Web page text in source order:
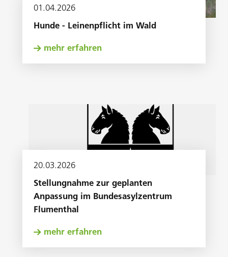
01 .04.2026
Hunde - Leinenpflicht im Wald
mehr erfahren
20.03.2026
Stellungnahme zur geplanten
Anpassung im Bundesasylzentrum
Flumenthal
mehr erfahren